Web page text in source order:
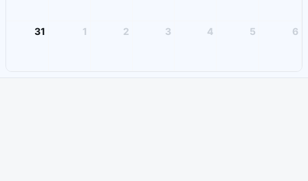
31 1 2 3 4 5 6